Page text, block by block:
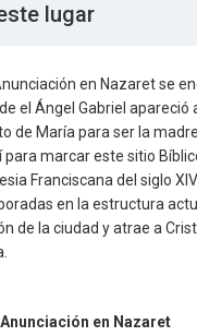
lugar
en Nazaret se
el Ángel Gabriel apareció
de María para ser la
marcar este sitio
Franciscana del siglo
en la estructura
de la ciudad y atrae a
en Nazaret